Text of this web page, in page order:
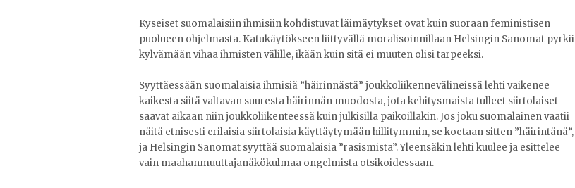
Kyseiset suomalaisiin ihmisiin kohdistuvat läimäytykset ovat kuin suoraan feministisen
puolueen ohjelmasta. Katukäytökseen liittyvällä moralisoinnillaan Helsingin Sanomat pyrkii
kylvämään vihaa ihmisten välille, ikään kuin sitä ei muuten olisi tarpeeksi.
Syyttäessään suomalaisia ihmisiä ”häirinnästä” joukkoliikennevälineissä lehti vaikenee
kaikesta siitä valtavan suuresta häirinnän muodosta, jota kehitysmaista tulleet siirtolaiset
saavat aikaan niin joukkoliikenteessä kuin julkisilla paikoillakin. Jos joku suomalainen vaatii
näitä etnisesti erilaisia siirtolaisia käyttäytymään hillitymmin, se koetaan sitten ”häirintänä”,
ja Helsingin Sanomat syyttää suomalaisia ”rasismista”. Yleensäkin lehti kuulee ja esittelee
vain maahanmuuttajanäkökulmaa ongelmista otsikoidessaan.